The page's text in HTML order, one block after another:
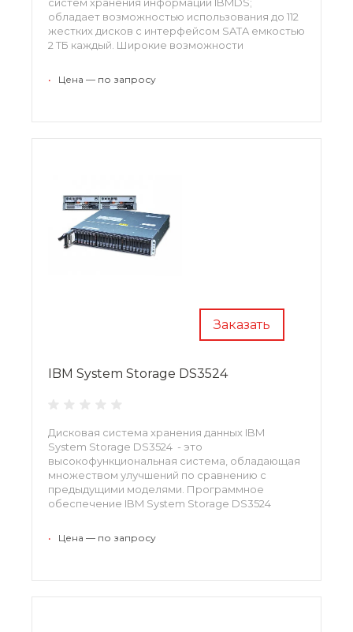
обладает возможностью использования до 112
жестких дисков с интерфейсом SATA емкостью
2 ТБ каждый. Широкие возможности
• Цена — по запросу
Заказать
IBM System Storage DS3524
Дисковая система хранения данных IBM
System Storage DS3524 - это
высокофункциональная система, обладающая
множеством улучшений по сравнению с
предыдущими моделями. Программное
обеспечение IBM System Storage DS3524
доступная цена системы хранения данных IBM
• Цена — по запросу